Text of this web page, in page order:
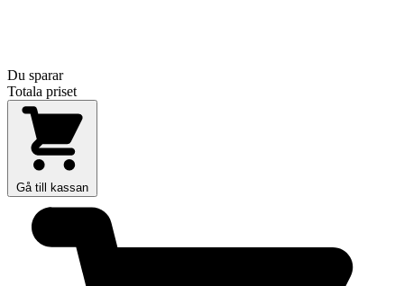
Du sparar
Totala priset
Gå till kassan